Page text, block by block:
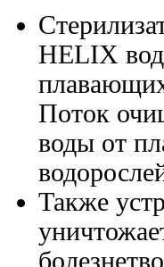
HELIX
Поток
воды от
Также